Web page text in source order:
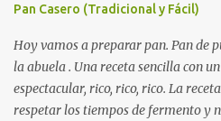
Pan Casero (Tradicional y Fácil)
Hoy vamos a preparar pan. Pan de
la abuela . Una receta sencilla con
espectacular, rico, rico, rico. La
respetar los tiempos de fermento y